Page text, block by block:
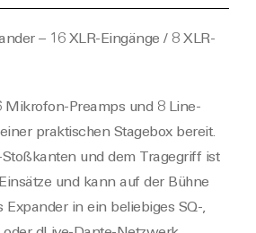
– 16 XLR-Eingänge / 8 XLR-
Mikrofon-Preamps und 8 Line-
praktischen Stagebox bereit.
und dem Tragegriff ist
und kann auf der Bühne
Expander in ein beliebiges SQ-,